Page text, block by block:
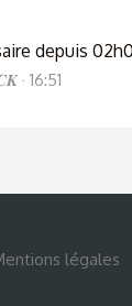
depuis
16:51
légales